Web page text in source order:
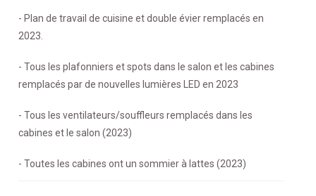
- Plan de travail de cuisine et double évier remplacés en
2023.
- Tous les plafonniers et spots dans le salon et les cabines
remplacés par de nouvelles lumières LED en 2023
- Tous les ventilateurs/souffleurs remplacés dans les
cabines et le salon (2023)
- Toutes les cabines ont un sommier à lattes (2023)